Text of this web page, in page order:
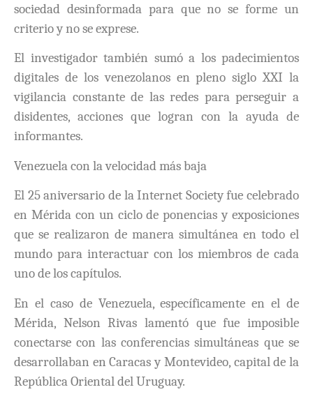
sociedad desinformada para que no se forme un
criterio y no se exprese.
El investigador también sumó a los padecimientos
digitales de los venezolanos en pleno siglo XXI la
vigilancia constante de las redes para perseguir a
disidentes, acciones que logran con la ayuda de
informantes.
Venezuela con la velocidad más baja
El 25 aniversario de la Internet Society fue celebrado
en Mérida con un ciclo de ponencias y exposiciones
que se realizaron de manera simultánea en todo el
mundo para interactuar con los miembros de cada
uno de los capítulos.
En el caso de Venezuela, específicamente en el de
Mérida, Nelson Rivas lamentó que fue imposible
conectarse con las conferencias simultáneas que se
desarrollaban en Caracas y Montevideo, capital de la
República Oriental del Uruguay.